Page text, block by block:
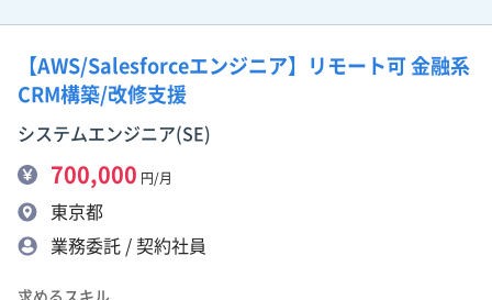
【AWS/Salesforceエンジニア】リモート可 金融系
CRM構築/改修支援
システムエンジニア(SE)
700,000 円/月
東京都
業務委託 / 契約社員
求めるスキル